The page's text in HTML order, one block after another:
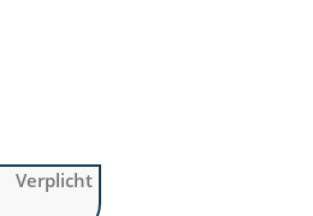
Verplicht